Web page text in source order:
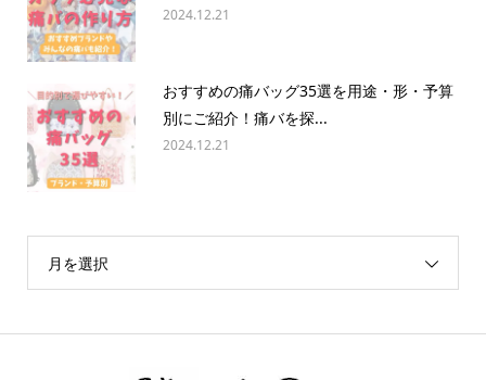
2024.12.21
おすすめの痛バッグ35選を用途・形・予算
別にご紹介！痛バを探...
2024.12.21
月を選択